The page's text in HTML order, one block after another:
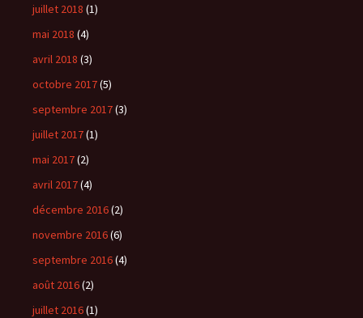
juillet 2018 (1)
mai 2018 (4)
avril 2018 (3)
octobre 2017(5)
septembre 2017(3)
juillet 2017(1)
mai 2017(2)
avril 2017(4)
décembre 2016(2)
novembre 2016(6)
septembre 2016(4)
août 2016(2)
juillet 2016(1)